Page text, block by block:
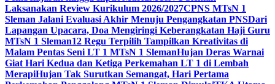
Laksanakan Review Kurikulum 2026/2027CPNS MTsN 1
Sleman Jalani Evaluasi Akhir Menuju Pengangkatan PNSDari
Lapangan Upacara, Doa Mengiringi Keberangkatan Haji Guru
MTsN 1 Sleman12 Regu Terpilih Tampilkan Kreativitas di
Malam Pentas Seni LT 1 MTsN 1 SlemanHujan Deras Warnai
Giat Hari Kedua dan Ketiga Perkemahan LT 1 di Lembah
MerapiHujan Tak Surutkan Semangat, Hari Pertama